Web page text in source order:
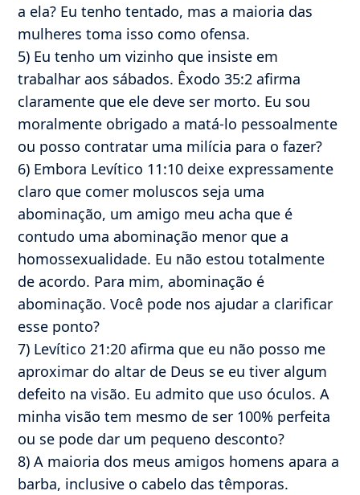
a ela? Eu tenho tentado, mas a maioria das
mulheres toma isso como ofensa.
5) Eu tenho um vizinho que insiste em
trabalhar aos sábados. Êxodo 35:2 afirma
claramente que ele deve ser morto. Eu sou
moralmente obrigado a matá-lo pessoalmente
ou posso contratar uma milícia para o fazer?
6) Embora Levítico 11:10 deixe expressamente
claro que comer moluscos seja uma
abominação, um amigo meu acha que é
contudo uma abominação menor que a
homossexualidade. Eu não estou totalmente
de acordo. Para mim, abominação é
abominação. Você pode nos ajudar a clarificar
esse ponto?
7) Levítico 21:20 afirma que eu não posso me
aproximar do altar de Deus se eu tiver algum
defeito na visão. Eu admito que uso óculos. A
minha visão tem mesmo de ser 100% perfeita
ou se pode dar um pequeno desconto?
8) A maioria dos meus amigos homens apara a
barba, inclusive o cabelo das têmporas.